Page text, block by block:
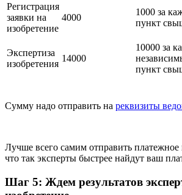
Регистрация
заявки на
изобретение
4000
1000 за
пункт
Экспертиза
изобретения
14000
10000 за
пункт
Сумму надо отправить на реквизиты
Лучше всего самим отправить
что так эксперты быстрее найдут ваш
Шаг 5: Ждем результатов